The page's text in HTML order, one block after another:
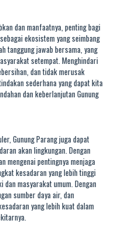
dan manfaatnya, penting bagi
ekosistem yang seimbang
tanggung jawab bersama, yang
setempat. Menghindari
dan tidak merusak
sederhana yang dapat kita
dan keberlanjutan Gunung
Gunung Parang juga dapat
akan lingkungan. Dengan
mengenai pentingnya menjaga
kesadaran yang lebih tinggi
masyarakat umum. Dengan
sumber daya air, dan
yang lebih kuat dalam